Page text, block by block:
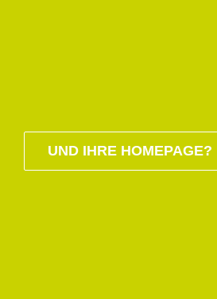
UND IHRE HOMEPAGE?